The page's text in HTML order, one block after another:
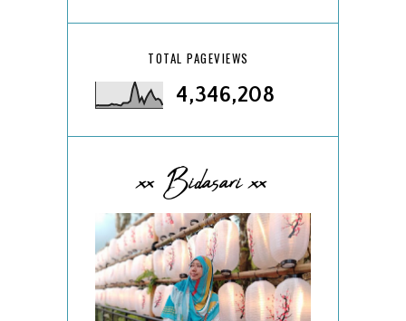
TOTAL PAGEVIEWS
4,346,208
xx Bidasari xx